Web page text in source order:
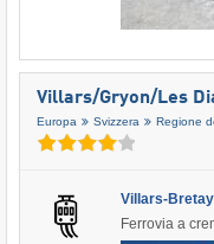
Villars/​Gryon/​Les
Europa Svizzera Regione
Villars-
Ferrovia a